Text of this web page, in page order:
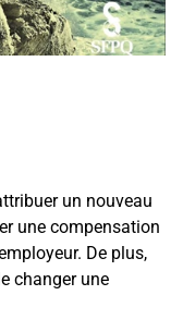
un nouveau
une compensation
De plus,
changer une